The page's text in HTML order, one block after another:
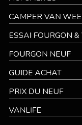
CAMPER VAN
ESSAI FOURGON
FOURGON NEUF
GUIDE ACHAT
PRIX DU NEUF
VANLIFE